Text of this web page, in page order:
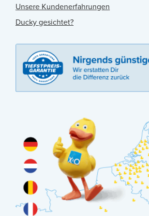
Unsere Kundenerfahrungen
Ducky gesichtet?